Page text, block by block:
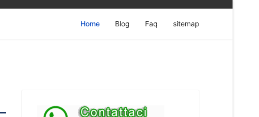
Home Blog Faq sitemap